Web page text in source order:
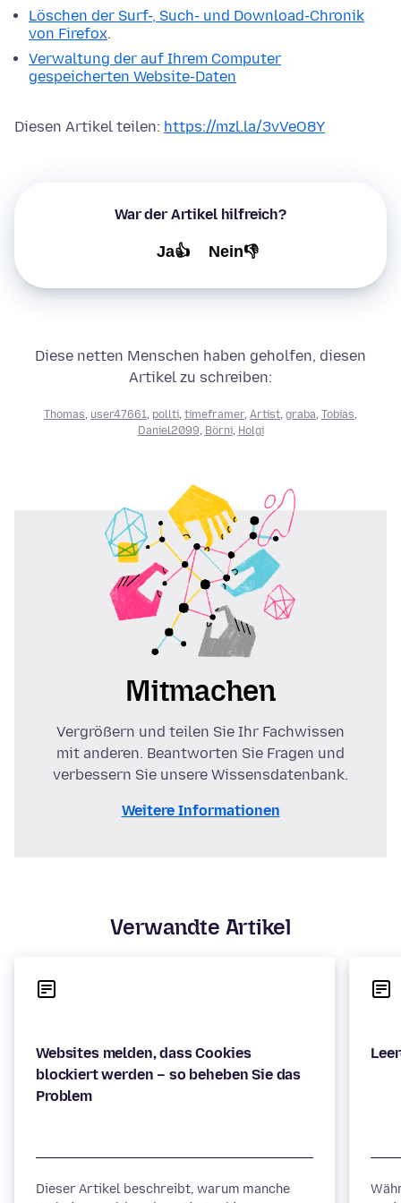
Löschen der Surf-, Such- und Download-Chronik
von Firefox.
Verwaltung der auf Ihrem Computer
gespeicherten Website-Daten
Diesen Artikel teilen: https://mzl.la/3vVeO8Y
War der Artikel hilfreich?
Ja👍 Nein👎
Diese netten Menschen haben geholfen, diesen
Artikel zu schreiben:
Thomas user47661 pollti timeframer, Artist graba Tobias
Daniel2099 Börni, Holgi
Mitmachen
Vergrößern und teilen Sie Ihr Fachwissen
mit anderen. Beantworten Sie Fragen und
verbessern Sie unsere Wissensdatenbank.
Weitere Informationen
Verwandte Artikel
Websites melden, dass Cookies
blockiert werden – so beheben Sie das
Problem
Dieser Artikel beschreibt, warum manche